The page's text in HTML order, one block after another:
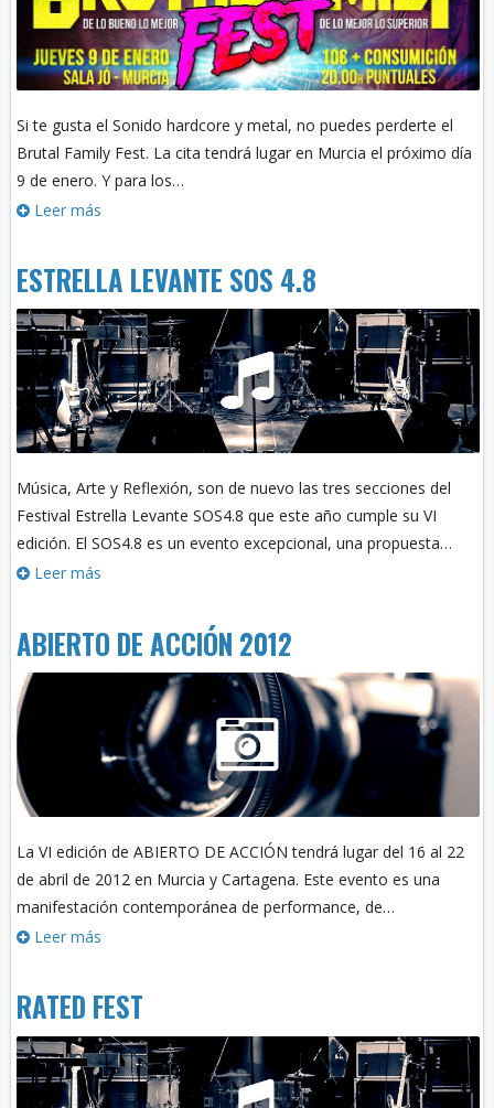
Si te gusta el Sonido hardcore y metal, no puedes perderte el
Brutal Family Fest. La cita tendrá lugar en Murcia el próximo día
9 de enero. Y para los…
Leer más
ESTRELLA LEVANTE SOS 4.8
Música, Arte y Reflexión, son de nuevo las tres secciones del
Festival Estrella Levante SOS4.8 que este año cumple su VI
edición. El SOS4.8 es un evento excepcional, una propuesta…
Leer más
ABIERTO DE ACCIÓN 2012
La VI edición de ABIERTO DE ACCIÓN tendrá lugar del 16 al 22
de abril de 2012 en Murcia y Cartagena. Este evento es una
manifestación contemporánea de performance, de…
Leer más
RATED FEST